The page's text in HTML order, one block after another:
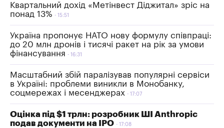
Квартальний дохід «Метінвест Діджитал» зріс на
понад 13%
15:51
Україна пропонує НАТО нову формулу співпраці:
до 20 млн дронів і тисячі ракет на рік за умови
фінансування
16:31
Масштабний збій паралізував популярні сервіси
в Україні: проблеми виникли в Монобанку,
соцмережах і месенджерах
17:07
Оцінка під $1 трлн: розробник ШІ Anthropic
подав документи на IPO
17:08